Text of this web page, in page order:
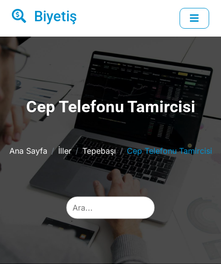
Biyetiş
Cep Telefonu Tamircisi
Ana Sayfa İller Tepebaşı Cep Telefonu Tamircisi